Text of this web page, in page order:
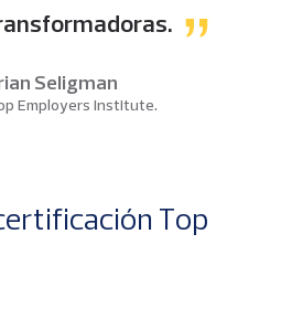
Seligman
Employers Institute.
Top